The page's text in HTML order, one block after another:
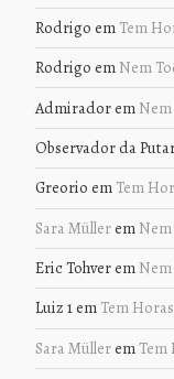
Rodrigo em Tem
Rodrigo em Nem
Admiradorem
Observador da
Greorio em Tem
Sara Müllerem
Eric Tohverem
Luiz 1em Tem Horas
Sara Müllerem Tem